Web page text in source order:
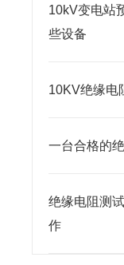
10kV变电站
些设备
10KV绝缘电
一台合格的
绝缘电阻测
作